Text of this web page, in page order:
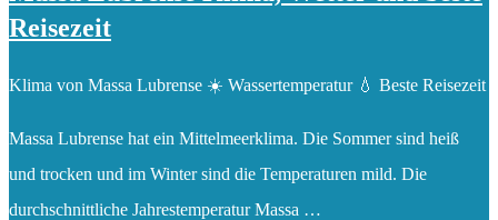
Reisezeit
Klima von Massa Lubrense ☀️ Wassertemperatur 💧 Beste Reisezeit
Massa Lubrense hat ein Mittelmeerklima. Die Sommer sind heiß
und trocken und im Winter sind die Temperaturen mild. Die
durchschnittliche Jahrestemperatur Massa …